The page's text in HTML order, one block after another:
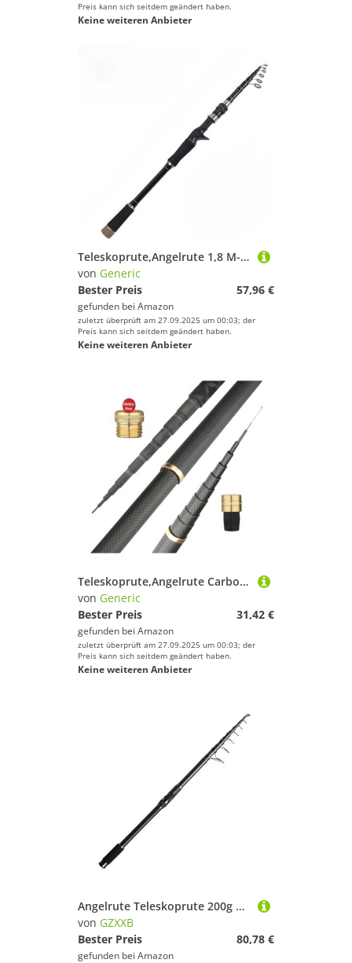
Preis kann sich seitdem geändert haben.
Keine weiteren Anbieter
Teleskoprute,Angelrute 1,8 M-3,0 M Ultraleicht Carbon Angelrute Pol Super Harte Teleskop Forelle Angelruten(1-2,3.0 m)
von Generic
Bester Preis
57,96 €
gefunden bei Amazon
zuletzt überprüft am 27.09.2025 um 00:03; der
Preis kann sich seitdem geändert haben.
Keine weiteren Anbieter
Teleskoprute,Angelrute Carbon Faser Hand Angelrute Teleskop 2,7 M/3,6,9 M/4,5 M/5,4 M/6,30 M/7, M/8 M/9 M/10 M Stream Stange(19 2,3.6M)
von Generic
Bester Preis
31,42 €
gefunden bei Amazon
zuletzt überprüft am 27.09.2025 um 00:03; der
Preis kann sich seitdem geändert haben.
Keine weiteren Anbieter
Angelrute Teleskoprute 200g Köder 4.5/5, m Seeangelrute 36T Kohlefaser Distanzwurf Ozeanbootsangel Spinnrute Superharte Teleskoprute(4.2m)
von GZXXB
Bester Preis
80,78 €
gefunden bei Amazon